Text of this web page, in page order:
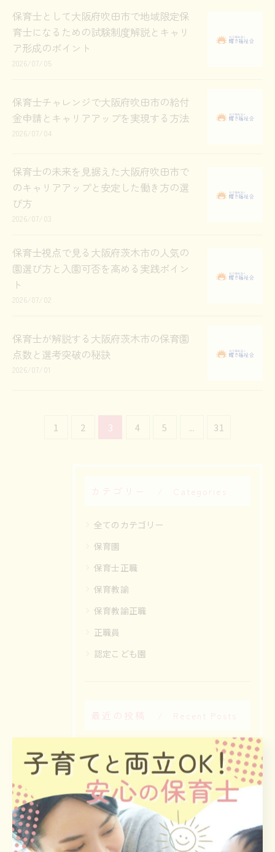
保育士として大阪府吹田市で地域限定保
育士になるための試験制度解説とキャリ
ア形成のポイント
2026/07/05
保育士チャレンジで大阪府吹田市の給付
金申請とキャリアアップを実現する方法
2026/07/04
保育士の未来を見据えた大阪府吹田市で
のキャリアアップと安定した働き方の選
び方
2026/07/03
保育士視点で見る大阪府茨木市の人気の
園選び方と入園可否を高める実践ポイン
ト
2026/07/02
保育士が解説する大阪府茨木市の保育園
点数と選考突破の秘訣
2026/07/01
1 2 3 4 5 ... 31
カテゴリー Categories
全てのカテゴリー
保育園
保育士正職
保育教諭
保育教諭正職
正職員
認定こども園
最近の投稿 Recent Posts
2026/08/09
保育士の面接練習で準備すべき質問例と答え方のポイント徹底ガイド
2026/08/07
保育士とAIが変える大阪府茨木市での働き方と年収アップへの道